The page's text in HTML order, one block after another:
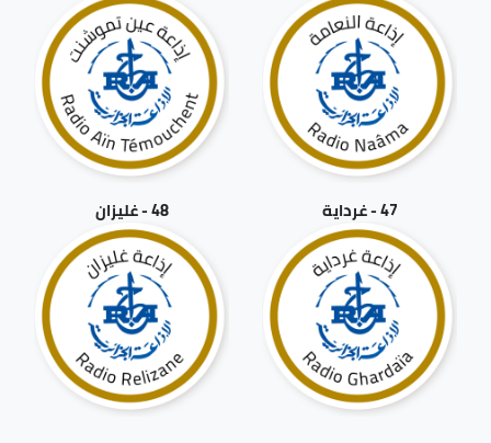
47 - غرداية 48 - غليزان